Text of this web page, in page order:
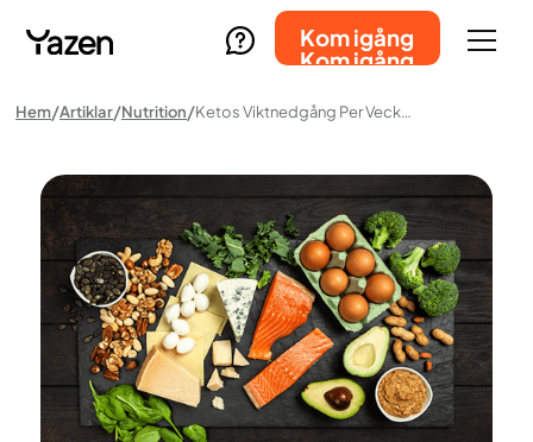
Kom igång
Kom igång
Hem Artiklar Nutrition Ketos Viktnedgång Per Vecka: Guide Och Långsiktiga Mål